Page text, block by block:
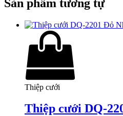
Sản phẩm tương tự
Thiệp cưới
Thiệp cưới DQ-